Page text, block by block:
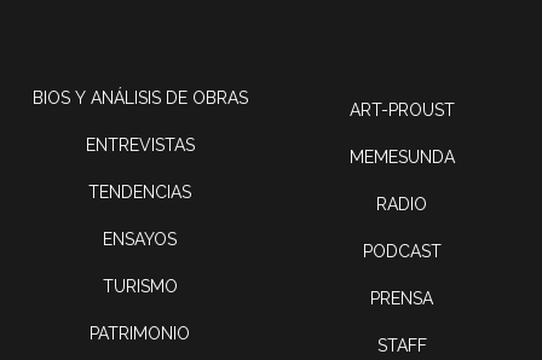
BIOS Y ANÁLISIS DE OBRAS
ENTREVISTAS
TENDENCIAS
ENSAYOS
TURISMO
PATRIMONIO
ART-PROUST
MEMESUNDA
RADIO
PODCAST
PRENSA
STAFF